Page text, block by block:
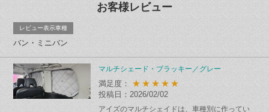
お客様レビュー
レビュー表示車種
バン・ミニバン
マルチシェード・ブラッキー／グレー
満足度： ★★★★★
投稿日：2026/02/02
アイズのマルチシェイドは、車種別に作ってい